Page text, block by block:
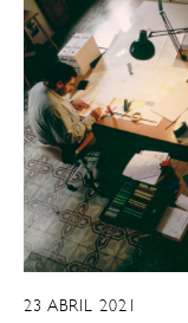
23 ABRIL 2021